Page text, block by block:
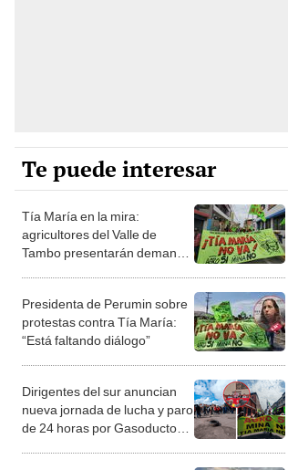
Te puede interesar
Tía María en la mira:
agricultores del Valle de
Tambo presentarán demanda
Presidenta de Perumin sobre
protestas contra Tía María:
“Está faltando diálogo”
Dirigentes del sur anuncian
nueva jornada de lucha y paro
de 24 horas por Gasoducto